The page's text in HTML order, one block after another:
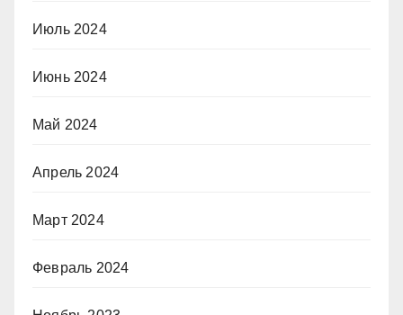
Июль 2024
Июнь 2024
Май 2024
Апрель 2024
Март 2024
Февраль 2024